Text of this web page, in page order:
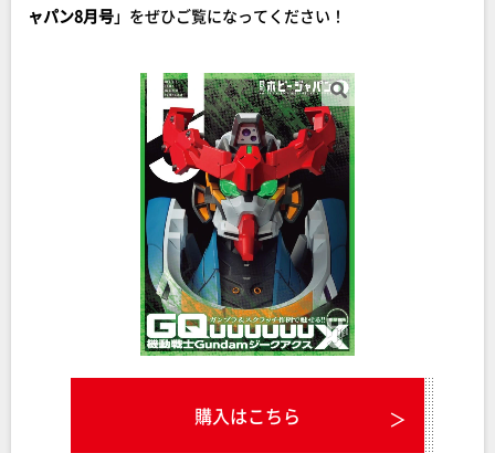
ャパン8月号」をぜひご覧になってください！
購入はこちら